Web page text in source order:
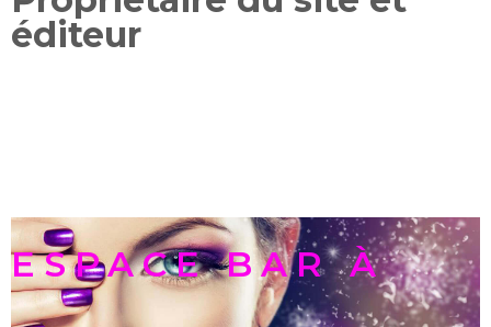
éditeur
ESPACE BAR À